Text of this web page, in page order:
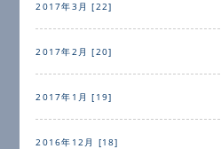
2017年3月 [22]
2017年2月 [20]
2017年1月 [19]
2016年12月 [18]